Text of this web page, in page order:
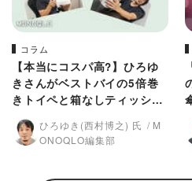
コラム
【本当にコスパ高?】ひろゆ
きさんがベストバイの5倍巻
きトイペと箱なしティッシュ
を使ってジャッジ!
ひろゆき(西村博之) 氏
M
ONOQLO編集部